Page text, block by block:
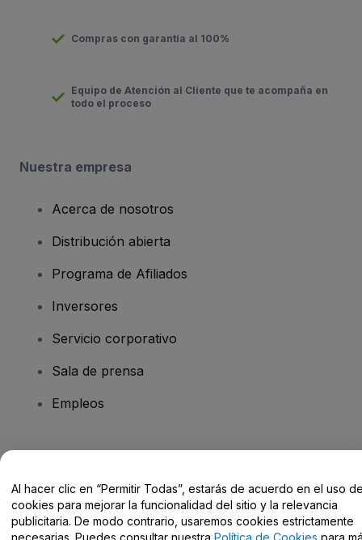
Compras con garantía al 100%
Equipo de Atención al Cliente que te acompaña en
todo el proceso
Nuestra empresa
Acerca de nosotros
Distribución abierta
Programa de Afiliados
Inversores
Servicio corporativo
Sala de prensa
Empleos
Centro de Ayuda / Contacto
Al hacer clic en “Permitir Todas”, estarás de acuerdo en el uso
cookies para mejorar la funcionalidad del sitio y la relevancia
publicitaria. De modo contrario, usaremos cookies estrictamente
necesarias. Puedes consultar nuestra Política de Cookies para